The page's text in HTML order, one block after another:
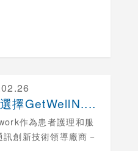
擇GetWellN....
作為患者護理和服
訊創新技術領導廠商－